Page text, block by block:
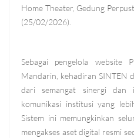
Home Theater, Gedung
(25/02/2026).
Sebagai pengelola website
Mandarin, kehadiran SINTEN
dari semangat sinergi dan
komunikasi institusi yang
Sistem ini memungkinkan
mengakses aset digital resmi